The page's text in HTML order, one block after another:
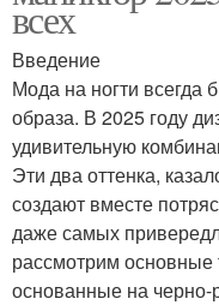
всех
Введение
Мода на ногти всегда
образа. В 2025 году
удивительную
Эти два оттенка,
создают вместе
даже самых
рассмотрим
основанные на черно-